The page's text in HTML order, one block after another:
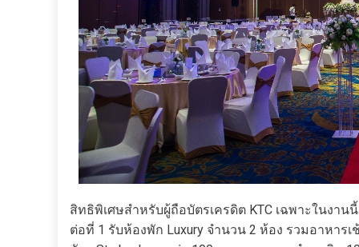
สิทธิพิเศษสำหรับผู้ถือบัตรเครดิต KTC เฉพาะในงาน
ต่อที่ 1 รับห้องพัก Luxury จำนวน 2 ห้อง รวมอาหาร